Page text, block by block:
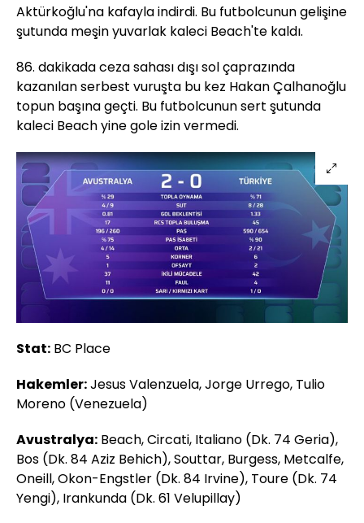
Aktürkoğlu'na kafayla indirdi. Bu futbolcunun gelişine
şutunda meşin yuvarlak kaleci Beach'te kaldı.
86. dakikada ceza sahası dışı sol çaprazında
kazanılan serbest vuruşta bu kez Hakan Çalhanoğlu
topun başına geçti. Bu futbolcunun sert şutunda
kaleci Beach yine gole izin vermedi.
Stat: BC Place
Hakemler:Jesus Valenzuela, Jorge Urrego, Tulio
Moreno (Venezuela)
Avustralya: Beach, Circati, Italiano (Dk. 74 Geria),
Bos (Dk. 84 Aziz Behich), Souttar, Burgess, Metcalfe,
Oneill, Okon-Engstler (Dk. 84 Irvine), Toure (Dk. 74
Yengi), Irankunda (Dk. 61 Velupillay)